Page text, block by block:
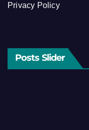
Privacy Policy
Posts Slider